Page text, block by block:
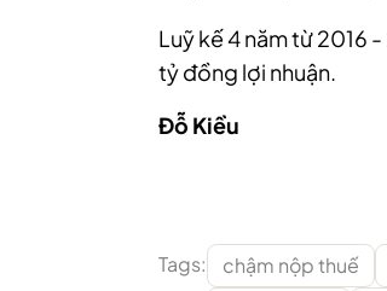
Luỹ kế 4 năm từ 2016
tỷ đồng lợi nhuận.
Đỗ Kiều
Tags: chậm nộp thuế